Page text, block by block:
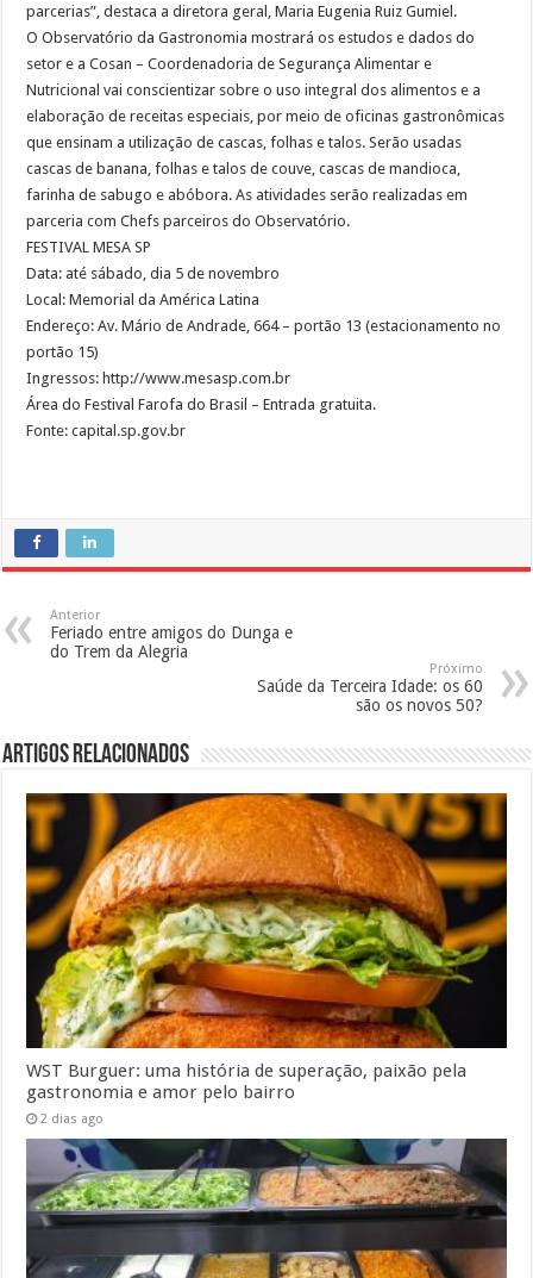
parcerias”, destaca a diretora geral, Maria Eugenia Ruiz Gumiel.
O Observatório da Gastronomia mostrará os estudos e dados do
setor e a Cosan – Coordenadoria de Segurança Alimentar e
Nutricional vai conscientizar sobre o uso integral dos alimentos e a
elaboração de receitas especiais, por meio de oficinas gastronômicas
que ensinam a utilização de cascas, folhas e talos. Serão usadas
cascas de banana, folhas e talos de couve, cascas de mandioca,
farinha de sabugo e abóbora. As atividades serão realizadas em
parceria com Chefs parceiros do Observatório.
FESTIVAL MESA SP
Data: até sábado, dia 5 de novembro
Local: Memorial da América Latina
Endereço: Av. Mário de Andrade, 664 – portão 13 (estacionamento no
portão 15)
Ingressos: http://www.mesasp.com.br
Área do Festival Farofa do Brasil – Entrada gratuita.
Fonte: capital.sp.gov.br
Anterior
Feriado entre amigos do Dunga e
do Trem da Alegria
Próximo
Saúde da Terceira Idade: os 60
são os novos 50?
Artigos Relacionados
WST Burguer: uma história de superação, paixão pela
gastronomia e amor pelo bairro
2 dias ago